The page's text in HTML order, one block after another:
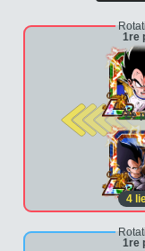
1re
2e
4
1re